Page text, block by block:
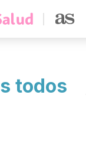
todos